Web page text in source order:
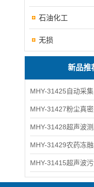
石油化工
无损
新品推
MHY-31428超声波
MHY-31429农药冻
MHY-31415超声波